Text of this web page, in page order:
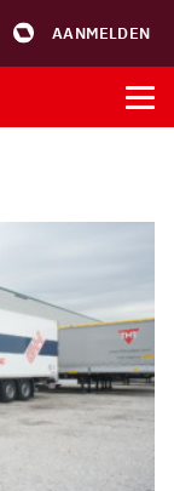
AANMELDEN